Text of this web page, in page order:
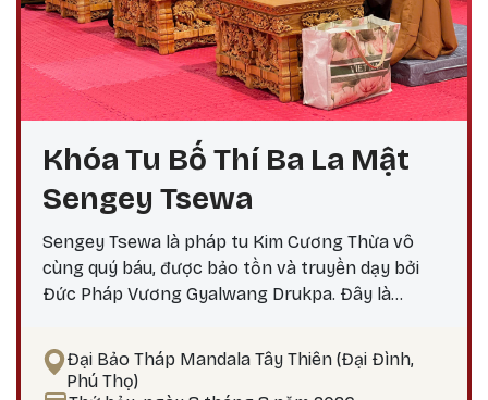
Khóa Tu Bố Thí Ba La Mật
Sengey Tsewa
Sengey Tsewa là pháp tu Kim Cương Thừa vô
cùng quý báu, được bảo tồn và truyền dạy bởi
Đức Pháp Vương Gyalwang Drukpa. Đây là
phiền não bám chấp khổ đau Tích lũy công đức,
hướng tới giác ngộ Tại sao nên thực hành vào
Đại Bảo Tháp Mandala Tây Thiên (Đại Đình,
Phú Thọ)